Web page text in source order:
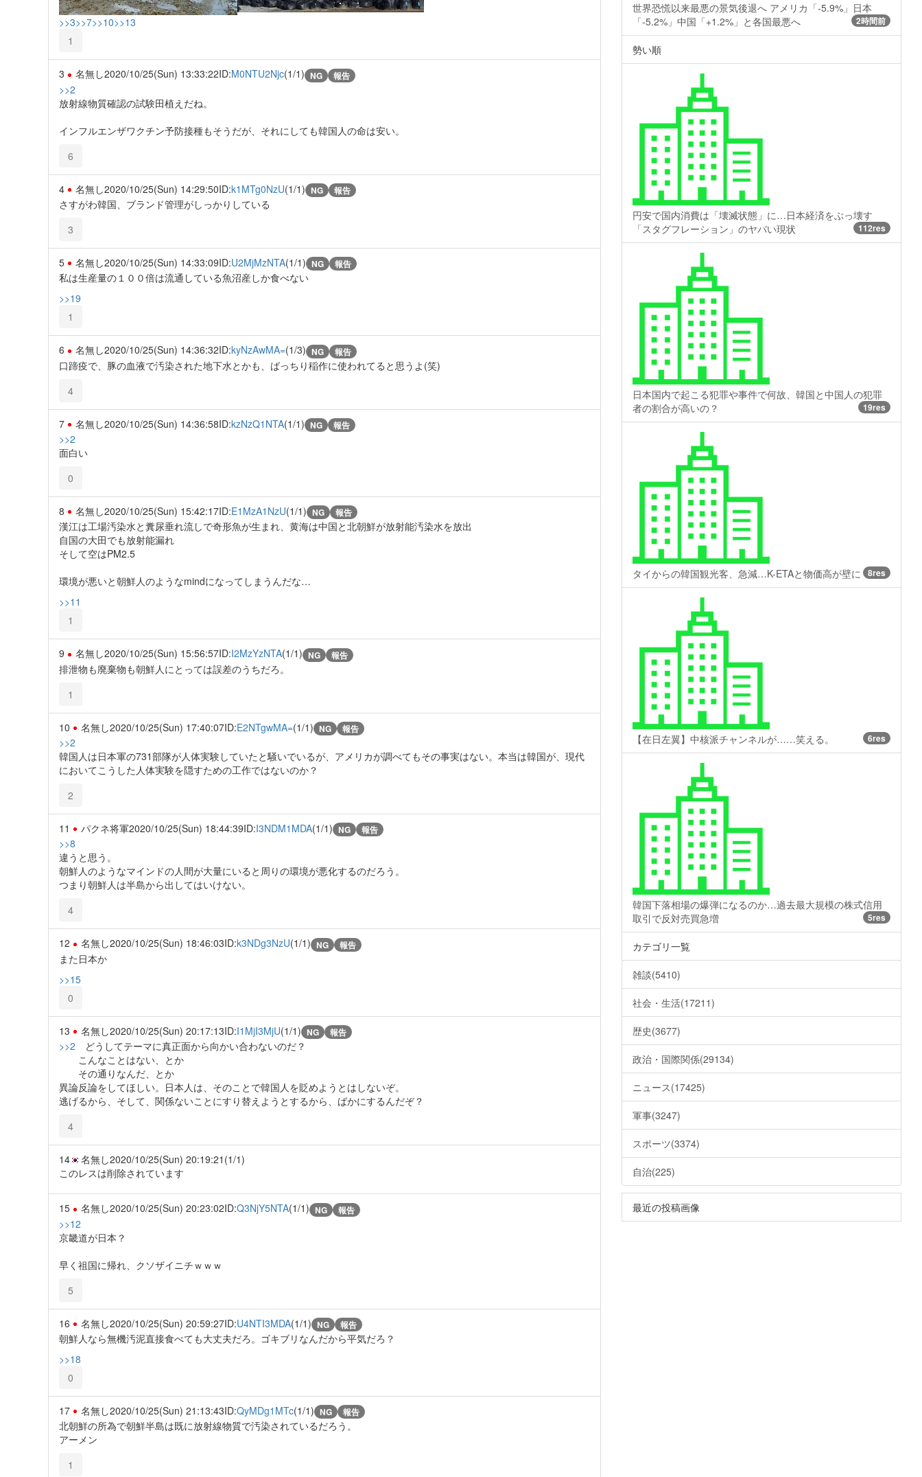
>>3>>7>>10>>13
1
3 名無し2020/10/25(Sun) 13:33:22ID:M0NTU2Njc(1/1) NG 報告
>>2
放射線物質確認の試験田植えだね。
インフルエンザワクチン予防接種もそうだが、それにしても韓国人の命は安い。
6
4 名無し2020/10/25(Sun) 14:29:50ID:k1MTg0NzU(1/1) NG 報告
さすがわ韓国、ブランド管理がしっかりしている
3
5 名無し2020/10/25(Sun) 14:33:09ID:U2MjMzNTA(1/1) NG 報告
私は生産量の１００倍は流通している魚沼産しか食べない
>>19
1
6 名無し2020/10/25(Sun) 14:36:32ID:kyNzAwMA=(1/3) NG 報告
口蹄疫で、豚の血液で汚染された地下水とかも、ばっちり稲作に使われてると思うよ(笑)
4
7 名無し2020/10/25(Sun) 14:36:58ID:kzNzQ1NTA(1/1) NG 報告
>>2
面白い
0
8 名無し2020/10/25(Sun) 15:42:17ID:E1MzA1NzU(1/1) NG 報告
漢江は工場汚染水と糞尿垂れ流しで奇形魚が生まれ、黄海は中国と北朝鮮が放射能汚染水を放出
自国の大田でも放射能漏れ
そして空はPM2.5
環境が悪いと朝鮮人のようなmindになってしまうんだな…
>>11
1
9 名無し2020/10/25(Sun) 15:56:57ID:I2MzYzNTA(1/1) NG 報告
排泄物も廃棄物も朝鮮人にとっては誤差のうちだろ。
1
10 名無し2020/10/25(Sun) 17:40:07ID:E2NTgwMA=(1/1) NG 報告
>>2
韓国人は日本軍の731部隊が人体実験していたと騒いでいるが、アメリカが調べてもその事実はない。本当は韓国が、現代
においてこうした人体実験を隠すための工作ではないのか？
2
11 パクネ将軍2020/10/25(Sun) 18:44:39ID:I3NDM1MDA(1/1) NG 報告
>>8
違うと思う。
朝鮮人のようなマインドの人間が大量にいると周りの環境が悪化するのだろう。
つまり朝鮮人は半島から出してはいけない。
4
12 名無し2020/10/25(Sun) 18:46:03ID:k3NDg3NzU(1/1) NG 報告
また日本か
>>15
0
13 名無し2020/10/25(Sun) 20:17:13ID:I1MjI3MjU(1/1) NG 報告
>>2 どうしてテーマに真正面から向かい合わないのだ？
こんなことはない、とか
その通りなんだ、とか
異論反論をしてほしい。日本人は、そのことで韓国人を貶めようとはしないぞ。
逃げるから、そして、関係ないことにすり替えようとするから、ばかにするんだぞ？
4
14 名無し2020/10/25(Sun) 20:19:21 (1/1)
このレスは削除されています
15 名無し2020/10/25(Sun) 20:23:02ID:Q3NjY5NTA(1/1) NG 報告
>>12
京畿道が日本？
早く祖国に帰れ、クソザイニチｗｗｗ
5
16 名無し2020/10/25(Sun) 20:59:27ID:U4NTI3MDA(1/1) NG 報告
朝鮮人なら無機汚泥直接食べても大丈夫だろ。ゴキブリなんだから平気だろ？
>>18
0
17 名無し2020/10/25(Sun) 21:13:43ID:QyMDg1MTc(1/1) NG 報告
北朝鮮の所為で朝鮮半島は既に放射線物質で汚染されているだろう。
アーメン
1
世界恐慌以来最悪の景気後退へ アメリカ「-5.9%」日本
「-5.2%」中国「+1.2%」と各国最悪へ
2時間前
勢い順
円安で国内消費は「壊滅状態」に…日本経済をぶっ壊す
「スタグフレーション」のヤバい現状
112res
日本国内で起こる犯罪や事件で何故、韓国と中国人の犯罪
者の割合が高いの？
19res
タイからの韓国観光客、急減…K-ETAと物価高が壁に 8res
【在日左翼】中核派チャンネルが……笑える。 6res
韓国下落相場の爆弾になるのか…過去最大規模の株式信用
取引で反対売買急増
5res
カテゴリ一覧
雑談(5410)
社会・生活(17211)
歴史(3677)
政治・国際関係(29134)
ニュース(17425)
軍事(3247)
スポーツ(3374)
自治(225)
最近の投稿画像